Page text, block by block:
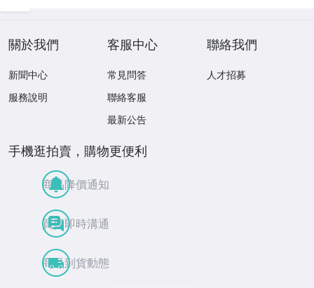
關於我們
新聞中心
服務說明
客服中心
常見問答
聯絡客服
最新公告
聯絡我們
人才招募
手機逛拍賣，購物更便利
商品降價通知
買賣即時溝通
商品到貨動態